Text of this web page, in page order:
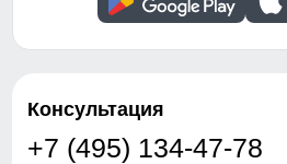
Консультация
+7 (495) 134-47-78